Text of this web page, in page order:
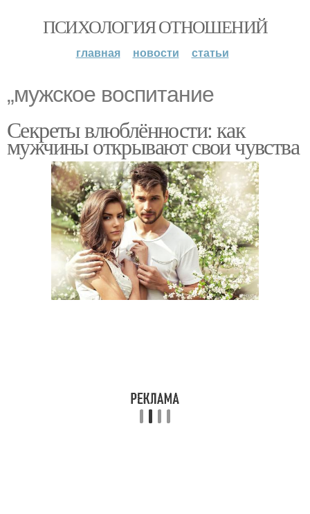
ПСИХОЛОГИЯ ОТНОШЕНИЙ
главная новости статьи
„мужское воспитание
Секреты влюблённости: как
мужчины открывают свои чувства